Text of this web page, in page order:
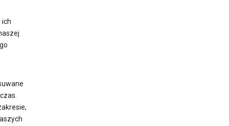
ich